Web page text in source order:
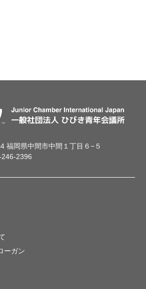
福岡県中間市中間１丁目６−５
2396
ーガン